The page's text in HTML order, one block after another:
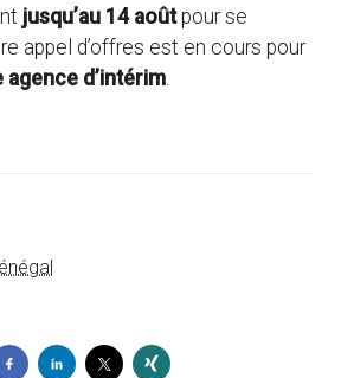
jusqu’au 14 aoûtpour se
appel d’offres est en cours pour
agence d’intérim.